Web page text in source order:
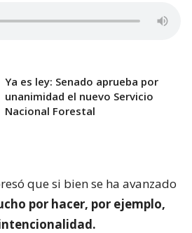
Ya es ley: Senado aprueba por
unanimidad el nuevo Servicio
Nacional Forestal
que si bien se ha avanzado
por hacer, por ejemplo,